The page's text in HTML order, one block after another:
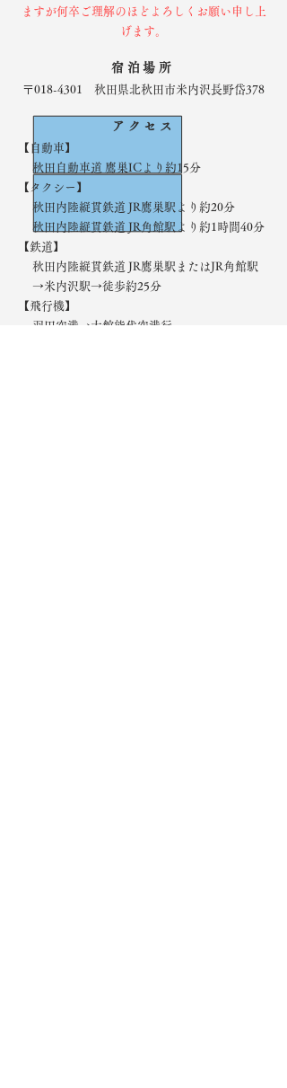
ますが何卒ご理解のほどよろしくお願い申し上
げます。
宿泊場所
〒018-4301 秋田県北秋田市米内沢長野岱378
アクセス
​【自動車】
​秋田自動車道 鷹巣ICより約15分
​【タクシー】
秋田内陸縦貫鉄道 JR鷹巣駅より約20分
秋田内陸縦貫鉄道 JR角館駅より約1時間40分
​【鉄道】
秋田内陸縦貫鉄道 JR鷹巣駅またはJR角館駅
​→米内沢駅→徒歩約25分
​【飛行機】
羽田空港→大館能代空港行